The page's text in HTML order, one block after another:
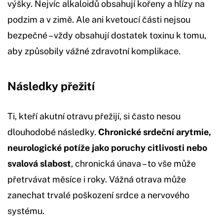
výšky. Nejvíc alkaloidů obsahují kořeny a hlízy na
podzim a v zimě. Ale ani kvetoucí části nejsou
bezpečné – vždy obsahují dostatek toxinu k tomu,
aby způsobily vážné zdravotní komplikace.
Následky přežití
Ti, kteří akutní otravu přežijí, si často nesou
dlouhodobé následky. Chronické srdeční arytmie,
neurologické potíže jako poruchy citlivosti nebo
svalová slabost, chronická únava – to vše může
přetrvávat měsíce i roky. Vážná otrava může
zanechat trvalé poškození srdce a nervového
systému.